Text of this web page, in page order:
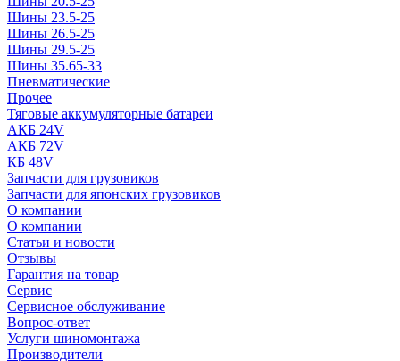
Шины 23.5-25
Шины 26.5-25
Шины 29.5-25
Шины 35.65-33
Пневматические
Прочее
Тяговые аккумуляторные батареи
АКБ 24V
АКБ 72V
КБ 48V
Запчасти для грузовиков
Запчасти для японских грузовиков
О компании
О компании
Статьи и новости
Отзывы
Гарантия на товар
Сервис
Сервисное обслуживание
Вопрос-ответ
Услуги шиномонтажа
Производители